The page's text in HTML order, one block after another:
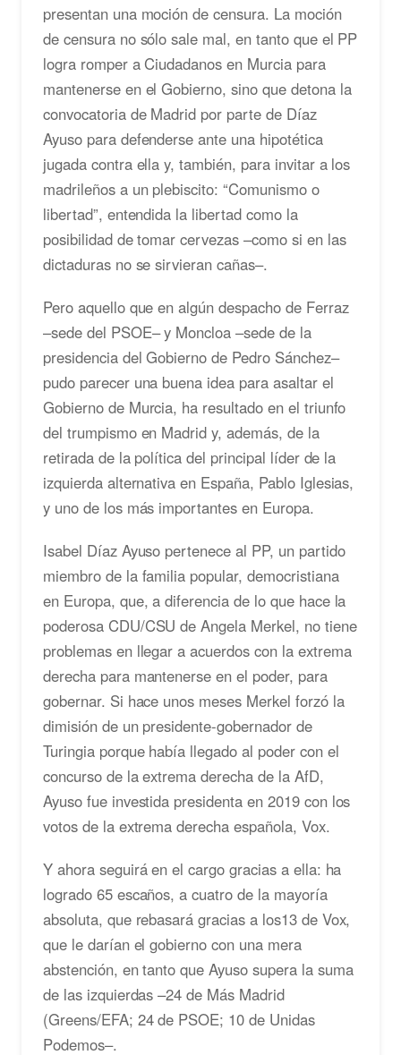
presentan una moción de censura. La moción
de censura no sólo sale mal, en tanto que el PP
logra romper a Ciudadanos en Murcia para
mantenerse en el Gobierno, sino que detona la
convocatoria de Madrid por parte de Díaz
Ayuso para defenderse ante una hipotética
jugada contra ella y, también, para invitar a los
madrileños a un plebiscito: “Comunismo o
libertad”, entendida la libertad como la
posibilidad de tomar cervezas –como si en las
dictaduras no se sirvieran cañas–.
Pero aquello que en algún despacho de Ferraz
–sede del PSOE– y Moncloa –sede de la
presidencia del Gobierno de Pedro Sánchez–
pudo parecer una buena idea para asaltar el
Gobierno de Murcia, ha resultado en el triunfo
del trumpismo en Madrid y, además, de la
retirada de la política del principal líder de la
izquierda alternativa en España, Pablo Iglesias,
y uno de los más importantes en Europa.
Isabel Díaz Ayuso pertenece al PP, un partido
miembro de la familia popular, democristiana
en Europa, que, a diferencia de lo que hace la
poderosa CDU/CSU de Angela Merkel, no tiene
problemas en llegar a acuerdos con la extrema
derecha para mantenerse en el poder, para
gobernar. Si hace unos meses Merkel forzó la
dimisión de un presidente-gobernador de
Turingia porque había llegado al poder con el
concurso de la extrema derecha de la AfD,
Ayuso fue investida presidenta en 2019 con los
votos de la extrema derecha española, Vox.
Y ahora seguirá en el cargo gracias a ella: ha
logrado 65 escaños, a cuatro de la mayoría
absoluta, que rebasará gracias a los13 de Vox,
que le darían el gobierno con una mera
abstención, en tanto que Ayuso supera la suma
de las izquierdas –24 de Más Madrid
(Greens/EFA; 24 de PSOE; 10 de Unidas
Podemos–.